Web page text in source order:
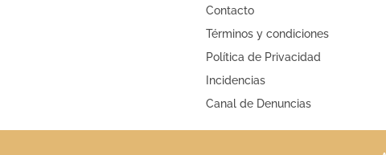
Contacto
Términos y condiciones
Política de Privacidad
Incidencias
Canal de Denuncias